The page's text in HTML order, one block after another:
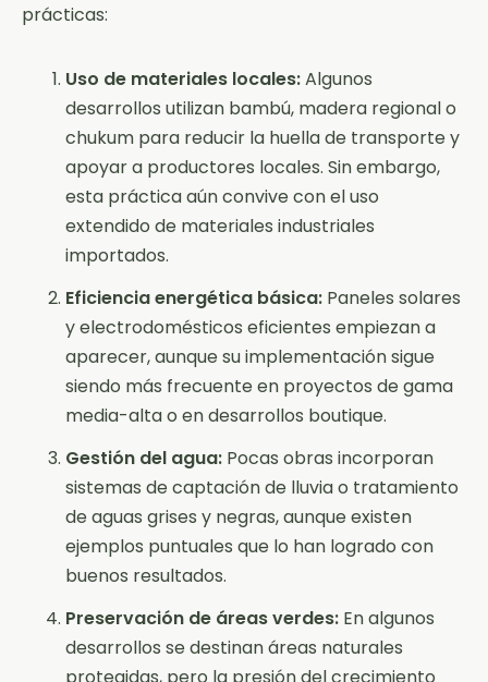
prácticas:
Uso de materiales locales:Algunos
desarrollos utilizan bambú, madera regional o
chukum para reducir la huella de transporte y
apoyar a productores locales. Sin embargo,
esta práctica aún convive con el uso
extendido de materiales industriales
importados.
Eficiencia energética básica: Paneles solares
y electrodomésticos eficientes empiezan a
aparecer, aunque su implementación sigue
siendo más frecuente en proyectos de gama
media-alta o en desarrollos boutique.
Gestión del agua: Pocas obras incorporan
sistemas de captación de lluvia o tratamiento
de aguas grises y negras, aunque existen
ejemplos puntuales que lo han logrado con
buenos resultados.
Preservación de áreas verdes: En algunos
desarrollos se destinan áreas naturales
protegidas, pero la presión del crecimiento